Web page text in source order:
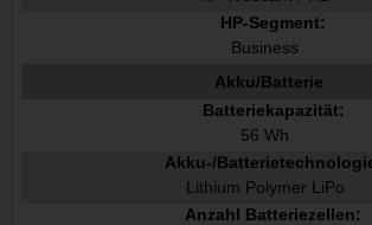
HP-Segment:
Business
Akku/Batterie
Batteriekapazität:
56 Wh
Akku-/
Lithium Polymer LiPo
Anzahl Batteriezellen: